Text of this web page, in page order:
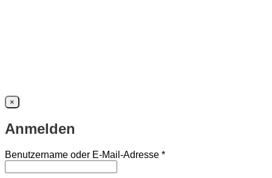
×
Anmelden
Benutzername oder E-Mail-Adresse *Erforderlich